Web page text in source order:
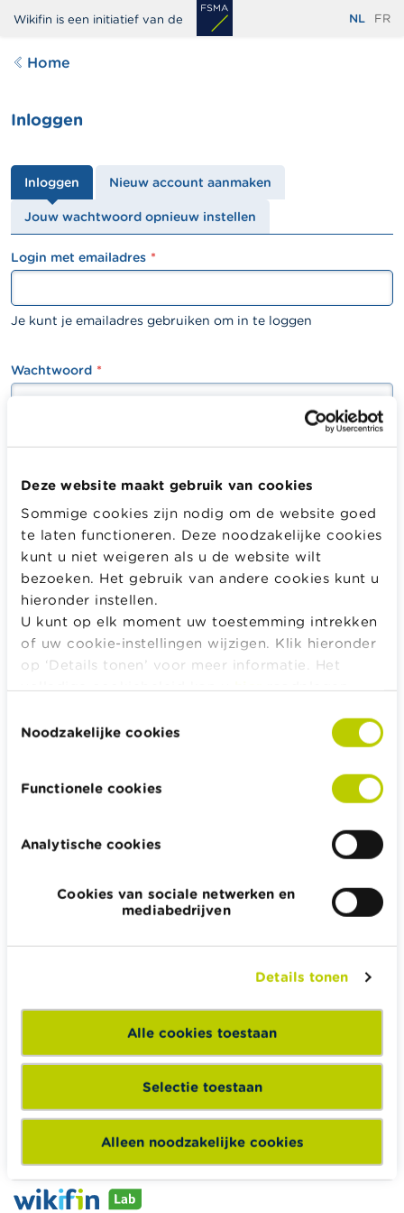
Deze website maakt gebruik van cookies
Sommige cookies zijn nodig om de website goed
te laten functioneren. Deze noodzakelijke cookies
kunt u niet weigeren als u de website wilt
bezoeken. Het gebruik van andere cookies kunt u
hieronder instellen.
U kunt op elk moment uw toestemming intrekken
of uw cookie-instellingen wijzigen. Klik hieronder
op ‘Details tonen’ voor meer informatie. Het
Noodzakelijke cookies
Functionele cookies
Analytische cookies
Cookies van sociale netwerken en
mediabedrijven
Details tonen
Alle cookies toestaan
Selectie toestaan
Alleen noodzakelijke cookies
Overslaan
naar
gaan
Wikifin is een initiatief van de NL FR
Home
Inloggen
Primaire
tabs
Inloggen Nieuw account aanmaken
Jouw wachtwoord opnieuw instellen
textfield
Login met emailadres
Je kunt je emailadres gebruiken om in te loggen
password
Wachtwoord
Inloggen
Alle rekentools, checklists en meer
Budget, betalen, lenen en verzekeren
Familie
Sparen en beleggen
Erven
Wikifin.be helpt je bij financiële beslissingen. Ze stelt gratis
betrouwbare en handige informatie ter beschikking,
Wikifin School biedt gratis en heel divers pedagogisch
lesmateriaal en opleidingen aan leerkrachten om hen te
ondersteunen bij hun lessen financiële educatie.
Naar Wikifin School